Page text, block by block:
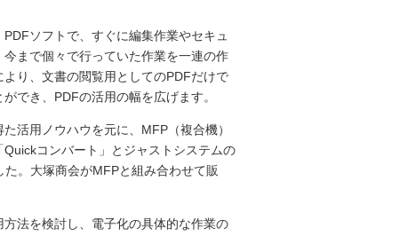
ソフトで、すぐに編集作業やセキュ
まで個々で行っていた作業を一連の作
り、文書の閲覧用としてのPDFだけで
でき、PDFの活用の幅を広げます。
活用ノウハウを元に、MFP（複合機）
コンバート」とジャストシステムの
。大塚商会がMFPと組み合わせて販
法を検討し、電子化の具体的な作業の